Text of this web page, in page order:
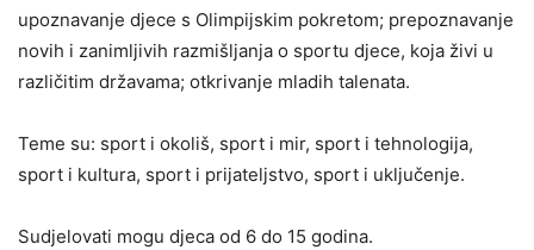
upoznavanje djece s Olimpijskim pokretom; prepoznavanje
novih i zanimljivih razmišljanja o sportu djece, koja živi u
različitim državama; otkrivanje mladih talenata.
Teme su: sport i okoliš, sport i mir, sport i tehnologija,
sport i kultura, sport i prijateljstvo, sport i uključenje.
Sudjelovati mogu djeca od 6 do 15 godina.